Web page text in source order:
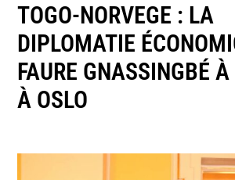
TOGO-NORVEGE : LA
DIPLOMATIE
FAURE GNASSINGBÉ À
À OSLO